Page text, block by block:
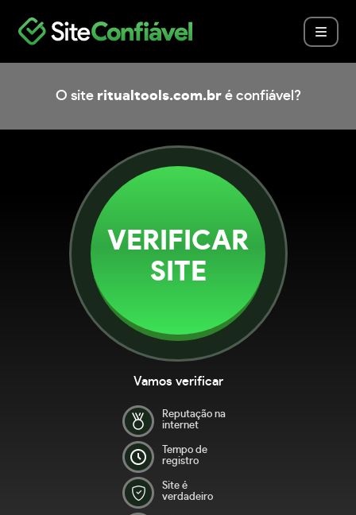
O site ritualtools.com.bré confiável?
VERIFICAR
SITE
Vamos verificar
Reputação na
internet
Tempo de
registro
Site é
verdadeiro